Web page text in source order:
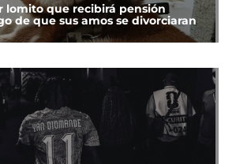
lomito que recibirá pensión
de que sus amos se divorciaran